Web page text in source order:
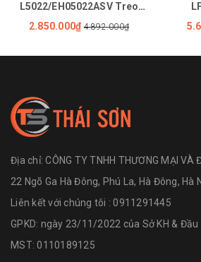
L5022/EH05022ASV Treo
Tường
2.850.000₫ 4.892.000₫
Địa chỉ:CÔNG TY TNHH THƯƠNG MẠI VÀ
22 Ngõ Ga Hà Đông, Phú La, Hà Đông, Hà
Liên kết với chúng tôi : 0911291445
GPKD: ngày 23/11/2022 của Sở KH & Đầu
MST: 0110189125